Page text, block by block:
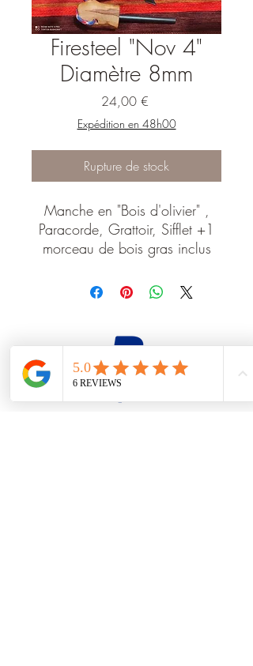
Firesteel "Nov 4"
Diamètre 8mm
24,00 €Prix
Expédition en 48h00
Rupture de stock
Manche en "Bois d'olivier" ,
Paracorde, Grattoir, Sifflet +1
morceau de bois gras inclus